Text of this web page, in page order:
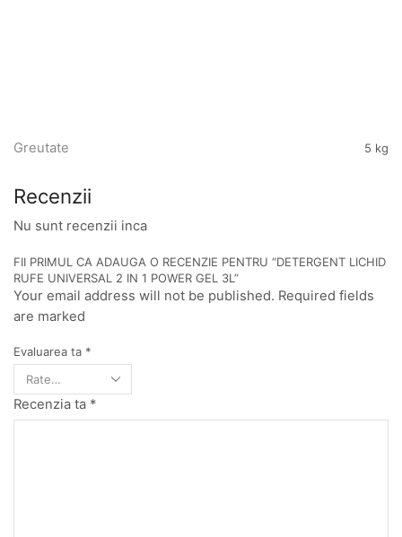
Greutate 5 kg
Recenzii
Nu sunt recenzii inca
FII PRIMUL CA ADAUGA O RECENZIE PENTRU “DETERGENT LICHID
RUFE UNIVERSAL 2 IN 1 POWER GEL 3L”
Your email address will not be published. Required fields
are marked
Evaluarea ta *
Recenzia ta *